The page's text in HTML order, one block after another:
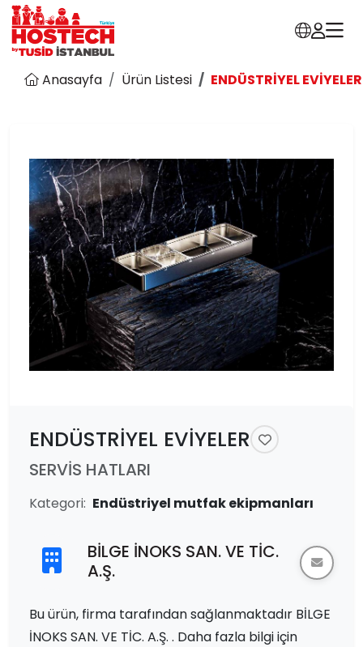
Anasayfa Ürün Listesi ENDÜSTRİYEL EVİYELER
ENDÜSTRİYEL EVİYELER
SERVİS HATLARI
Kategori: Endüstriyel mutfak ekipmanları
BİLGE İNOKS SAN. VE TİC.
A.Ş.
Bu ürün, firma tarafından sağlanmaktadır BİLGE
İNOKS SAN. VE TİC. A.Ş. . Daha fazla bilgi için